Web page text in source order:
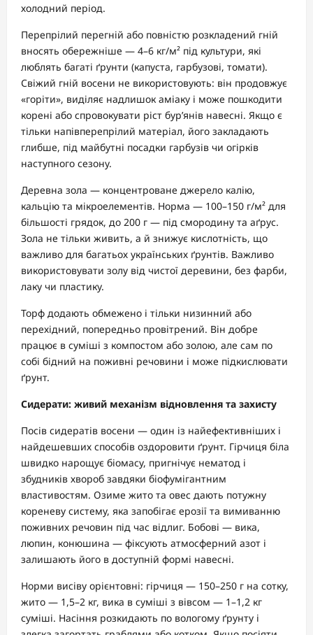
холодний період.
Перепрілий перегній або повністю розкладений гній
вносять обережніше — 4–6 кг/м² під культури, які
люблять багаті ґрунти (капуста, гарбузові, томати).
Свіжий гній восени не використовують: він продовжує
«горіти», виділяє надлишок аміаку і може пошкодити
корені або спровокувати ріст бур’янів навесні. Якщо є
тільки напівперепрілий матеріал, його закладають
глибше, під майбутні посадки гарбузів чи огірків
наступного сезону.
Деревна зола — концентроване джерело калію,
кальцію та мікроелементів. Норма — 100–150 г/м² для
більшості грядок, до 200 г — під смородину та аґрус.
Зола не тільки живить, а й знижує кислотність, що
важливо для багатьох українських ґрунтів. Важливо
використовувати золу від чистої деревини, без фарби,
лаку чи пластику.
Торф додають обмежено і тільки низинний або
перехідний, попередньо провітрений. Він добре
працює в суміші з компостом або золою, але сам по
собі бідний на поживні речовини і може підкислювати
ґрунт.
Сидерати: живий механізм відновлення та захисту
Посів сидератів восени — один із найефективніших і
найдешевших способів оздоровити ґрунт. Гірчиця біла
швидко нарощує біомасу, пригнічує нематод і
збудників хвороб завдяки біофумігантним
властивостям. Озиме жито та овес дають потужну
кореневу систему, яка запобігає ерозії та вимиванню
поживних речовин під час відлиг. Бобові — вика,
люпин, конюшина — фіксують атмосферний азот і
залишають його в доступній формі навесні.
Норми висіву орієнтовні: гірчиця — 150–250 г на сотку,
жито — 1,5–2 кг, вика в суміші з вівсом — 1–1,2 кг
суміші. Насіння розкидають по вологому ґрунту і